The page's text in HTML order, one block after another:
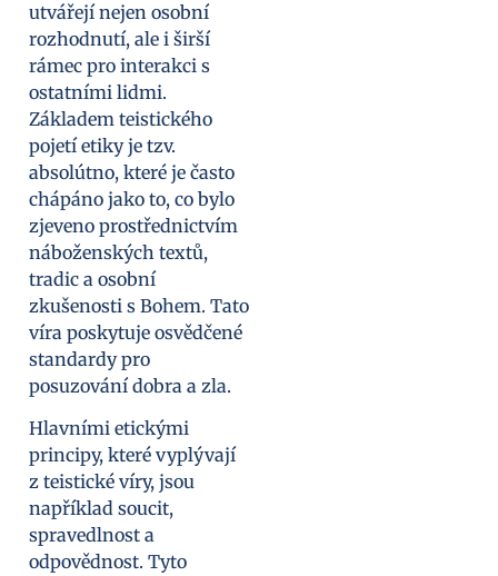
utvářejí nejen osobní
rozhodnutí, ale i širší
rámec pro interakci s
ostatními lidmi.
Základem teistického
pojetí etiky je tzv.
absolútno, které je často
chápáno jako to, co bylo
zjeveno prostřednictvím
náboženských textů,
tradic a osobní
zkušenosti s Bohem. Tato
víra poskytuje osvědčené
standardy pro
posuzování dobra a zla.
Hlavními etickými
principy, které vyplývají
z teistické víry, jsou
například soucit,
spravedlnost a
odpovědnost. Tyto